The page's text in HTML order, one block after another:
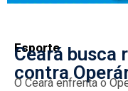
Esporte
Ceará busca
contra
O Ceará enfrenta o